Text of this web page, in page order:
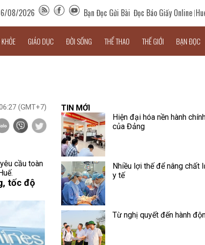
08/2026 Bạn Đọc Gửi Bài Đọc Báo Giấy Online
GIÁO DỤC ĐỜI SỐNG THỂ THAO THẾ GIỚI BẠN ĐỌC
(GMT+7)
cầu toàn
tốc độ
TIN MỚI
Hiện đại hóa nền hành
của Đảng
Nhiều lợi thế để nâng chất
y tế
Từ nghị quyết đến hành